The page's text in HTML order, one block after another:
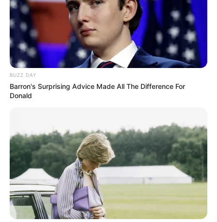
BUZZ DAY
Barron's Surprising Advice Made All The Difference For
Donald